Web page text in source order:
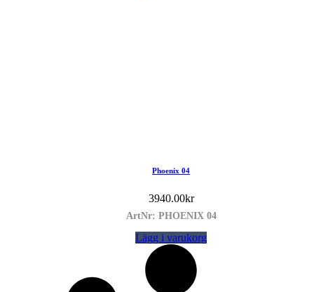
Phoenix 04
3940.00kr
ArtNr: PHOENIX 04
Lägg i varukorg